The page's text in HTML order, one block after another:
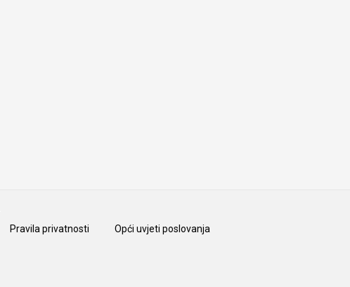
Pravila privatnosti Opći uvjeti poslovanja